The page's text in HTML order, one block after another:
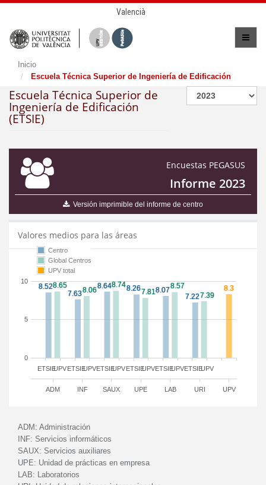
Valencià
Inicio
Escuela Técnica Superior de Ingeniería de Edificación
Escuela Técnica Superior de
Ingeniería de Edificación
(ETSIE)
Encuestas PEGASUS
Informe 2023
Versión imprimible del informe de centro
Valores medios para las áreas
ETSIE ETSIE ETSIE ETSIE ETSIE ETSIE
UPV UPV UPV UPV UPV UPV
ADM INF SAUX UPE LAB URI UPV
0
5
10
Centro
Global Centros
UPV total
ADM: Administración
INF: Servicios informáticos
SAUX: Servicios auxiliares
UPE: Unidad de prácticas en empresa
LAB: Laboratorios